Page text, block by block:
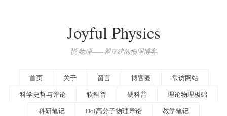
Joyful Physics
悦·物理——瞿立建的物理博客
首页 关于 留言 博客圈
常访网站
科学史哲与评论
软科普 硬科普
理论物理极础
科研笔记
Doi高分子物理导论
教学笔记